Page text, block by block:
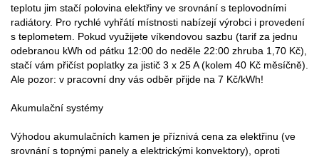
teplotu jim stačí polovina elektřiny ve srovnání s teplovodními
radiátory. Pro rychlé vyhřátí místnosti nabízejí výrobci i provedení
s teplometem. Pokud využijete víkendovou sazbu (tarif za jednu
odebranou kWh od pátku 12:00 do neděle 22:00 zhruba 1,70 Kč),
stačí vám přičíst poplatky za jistič 3 x 25 A (kolem 40 Kč měsíčně).
Ale pozor: v pracovní dny vás odběr přijde na 7 Kč/kWh!
Akumulační systémy
Výhodou akumulačních kamen je příznivá cena za elektřinu (ve
srovnání s topnými panely a elektrickými konvektory), oproti